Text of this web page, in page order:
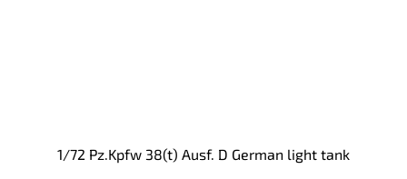
1/72 Pz.Kpfw 38(t) Ausf. D German light tank